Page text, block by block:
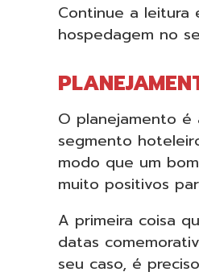
Continue a leitura
hospedagem no
O planejamento
segmento
modo que um
muito positivos
A primeira coisa
datas
seu caso, é